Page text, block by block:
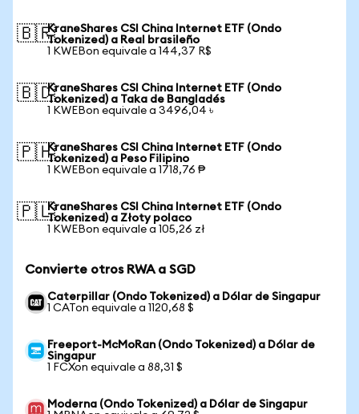
🇧🇷KraneShares CSI China Internet ETF (Ondo
Tokenized) a Real brasileño
1 KWEBon equivale a 144,37 R$
🇧🇩KraneShares CSI China Internet ETF (Ondo
Tokenized) a Taka de Bangladés
1 KWEBon equivale a 3496,04 ৳
🇵🇭KraneShares CSI China Internet ETF (Ondo
Tokenized) a Peso Filipino
1 KWEBon equivale a 1718,76 ₱
🇵🇱KraneShares CSI China Internet ETF (Ondo
Tokenized) a Złoty polaco
1 KWEBon equivale a 105,26 zł
Convierte otros RWA a SGD
Caterpillar (Ondo Tokenized) a Dólar de Singapur
1 CATon equivale a 1120,68 $
Freeport-McMoRan (Ondo Tokenized) a Dólar de
Singapur
1 FCXon equivale a 88,31 $
Moderna (Ondo Tokenized) a Dólar de Singapur